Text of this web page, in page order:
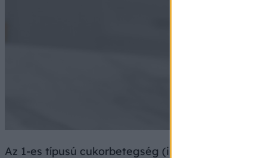
Az 1-es típusú cukorbetegség (inzulinfüggő